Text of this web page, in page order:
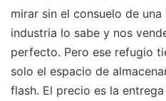
mirar sin el consuelo de
industria lo sabe y nos
perfecto. Pero ese refugio
solo el espacio de
flash. El precio es la